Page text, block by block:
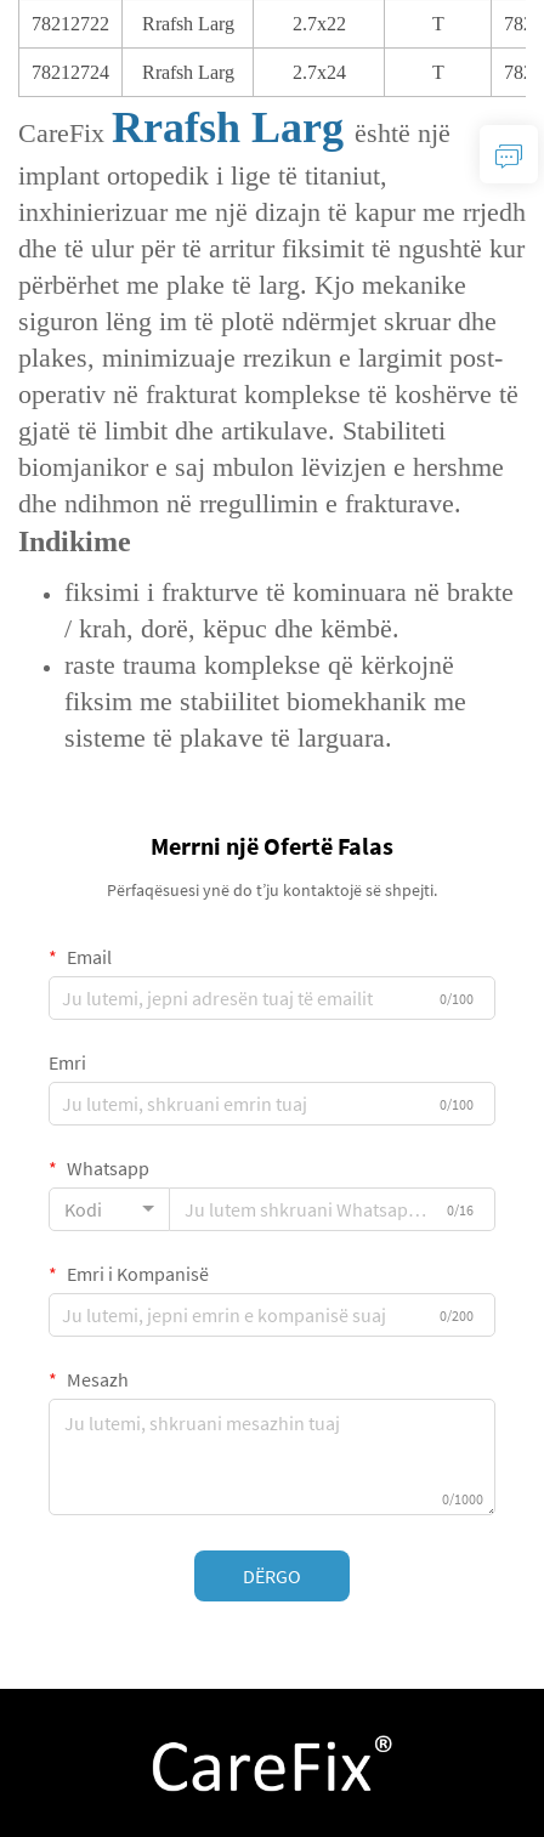
78212722 Rrafsh Larg 2.7x22 T
78212724 Rrafsh Larg 2.7x24 T
CareFix Rrafsh Larg është një
implant ortopedik i lige të titaniut,
inxhinierizuar me një dizajn të kapur me rrjedh
dhe të ulur për të arritur fiksimit të ngushtë kur
përbërhet me plake të larg. Kjo mekanike
siguron lëng im të plotë ndërmjet skruar dhe
plakes, minimizuaje rrezikun e largimit post-
operativ në frakturat komplekse të koshërve të
gjatë të limbit dhe artikulave. Stabiliteti
biomjanikor e saj mbulon lëvizjen e hershme
dhe ndihmon në rregullimin e frakturave.
Indikime
fiksimi i frakturve të kominuara në brakte
/ krah, dorë, këpuc dhe këmbë.
raste trauma komplekse që kërkojnë
fiksim me stabiilitet biomekhanik me
sisteme të plakave të larguara.
Merrni një Ofertë Falas
Përfaqësuesi ynë do t’ju kontaktojë së shpejti.
Email
0/100
Emri
0/100
Whatsapp
Kodi
0/16
Emri i Kompanisë
0/200
Mesazh
0/1000
DËRGO